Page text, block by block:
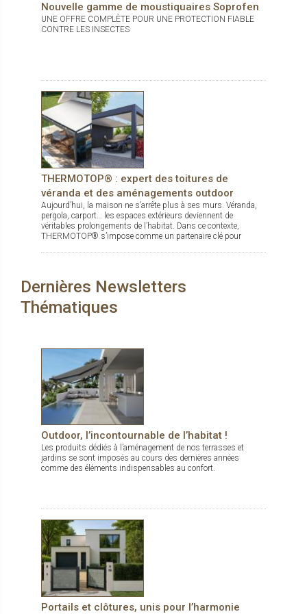
Nouvelle gamme de moustiquaires Soprofen
UNE OFFRE COMPLÈTE POUR UNE PROTECTION FIABLE
CONTRE LES INSECTES
THERMOTOP® : expert des toitures de
véranda et des aménagements outdoor
Aujourd’hui, la maison ne s’arrête plus à ses murs. Véranda,
pergola, carport… les espaces extérieurs deviennent de
véritables prolongements de l’habitat. Dans ce contexte,
THERMOTOP® s’impose comme un partenaire clé pour
Dernières Newsletters
Thématiques
Outdoor, l’incontournable de l’habitat !
Les produits dédiés à l’aménagement de nos terrasses et
jardins se sont imposés au cours des dernières années
comme des éléments indispensables au confort.
Portails et clôtures, unis pour l’harmonie